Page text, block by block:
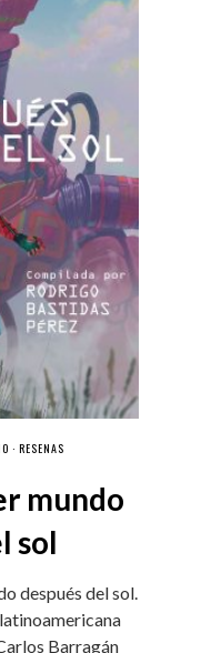
· RESEÑAS
mundo
sol
después del sol.
Barragán